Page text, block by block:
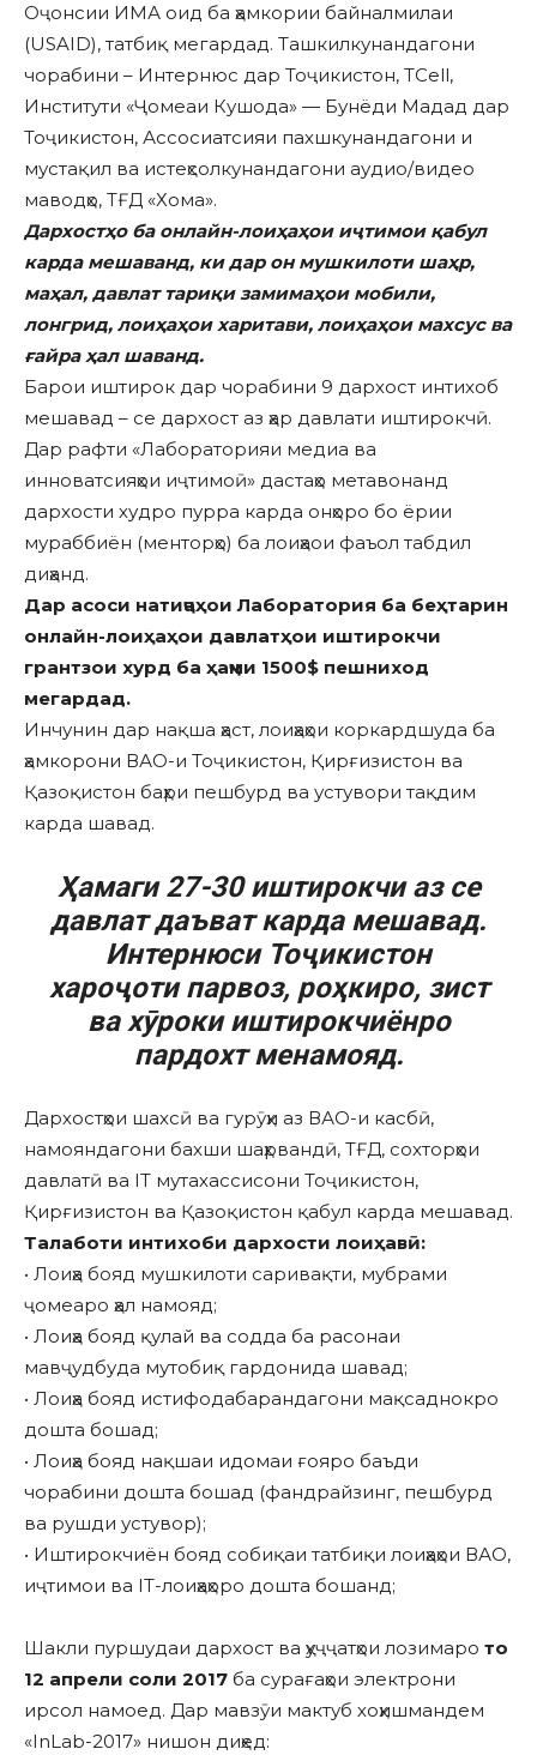
Оҷонсии ИМА оид ба ҳамкории байналмилаи
(USAID), татбиқ мегардад. Ташкилкунандагони
чорабини – Интернюс дар Тоҷикистон, TCell,
Институти «Ҷомеаи Кушода» — Бунёди Мадад дар
Тоҷикистон, Ассосиатсияи пахшкунандагони и
мустақил ва истеҳсолкунандагони аудио/видео
маводҳо, ТҒД «Хома».
Дархостҳо ба онлайн-лоиҳаҳои иҷтимои қабул
карда мешаванд, ки дар он мушкилоти шаҳр,
маҳал, давлат тариқи замимаҳои мобили,
лонгрид, лоиҳаҳои харитави, лоиҳаҳои махсус ва
ғайра ҳал шаванд.
Барои иштирок дар чорабини 9 дархост интихоб
мешавад – се дархост аз ҳар давлати иштирокчӣ.
Дар рафти «Лабораторияи медиа ва
инноватсияҳои иҷтимоӣ» дастаҳо метавонанд
дархости худро пурра карда онҳоро бо ёрии
мураббиён (менторҳо) ба лоиҳаои фаъол табдил
диҳанд.
Дар асоси натиҷаҳои Лаборатория ба беҳтарин
онлайн-лоиҳаҳои давлатҳои иштирокчи
грантзои хурд ба ҳаҷми 1500$ пешниход
мегардад.
Инчунин дар нақша ҳаст, лоиҳаҳои коркардшуда ба
ҳамкорони ВАО-и Тоҷикистон, Қирғизистон ва
Қазоқистон баҳри пешбурд ва устувори тақдим
карда шавад.
Ҳамаги 27-30 иштирокчи аз се
давлат даъват карда мешавад.
Интернюси Тоҷикистон
хароҷоти парвоз, роҳкиро, зист
ва хӯроки иштирокчиёнро
пардохт менамояд.
Дархостҳои шахсӣ ва гурӯҳи аз ВАО-и касбӣ,
намояндагони бахши шаҳрвандӣ, ТҒД, сохторҳои
давлатӣ ва IT мутахассисони Тоҷикистон,
Қирғизистон ва Қазоқистон қабул карда мешавад.
Талаботи интихоби дархости лоиҳавӣ:
• Лоиҳа бояд мушкилоти саривақти, мубрами
ҷомеаро ҳал намояд;
• Лоиҳа бояд қулай ва содда ба расонаи
мавҷудбуда мутобиқ гардонида шавад;
• Лоиҳа бояд истифодабарандагони мақсаднокро
дошта бошад;
• Лоиҳа бояд нақшаи идомаи ғояро баъди
чорабини дошта бошад (фандрайзинг, пешбурд
ва рушди устувор);
• Иштирокчиён бояд собиқаи татбиқи лоиҳаҳои ВАО,
иҷтимои ва IT-лоиҳаҳоро дошта бошанд;
Шакли пуршудаи дархост ва ҳуҷҷатҳои лозимаро то
12 апрели соли 2017 ба сурағаҳои электрони
ирсол намоед. Дар мавзӯи мактуб хоҳишмандем
«InLab-2017» нишон диҳед: